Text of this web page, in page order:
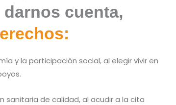
cuenta,
y la participación social, al elegir vivir en
sanitaria de calidad, al acudir a la cita